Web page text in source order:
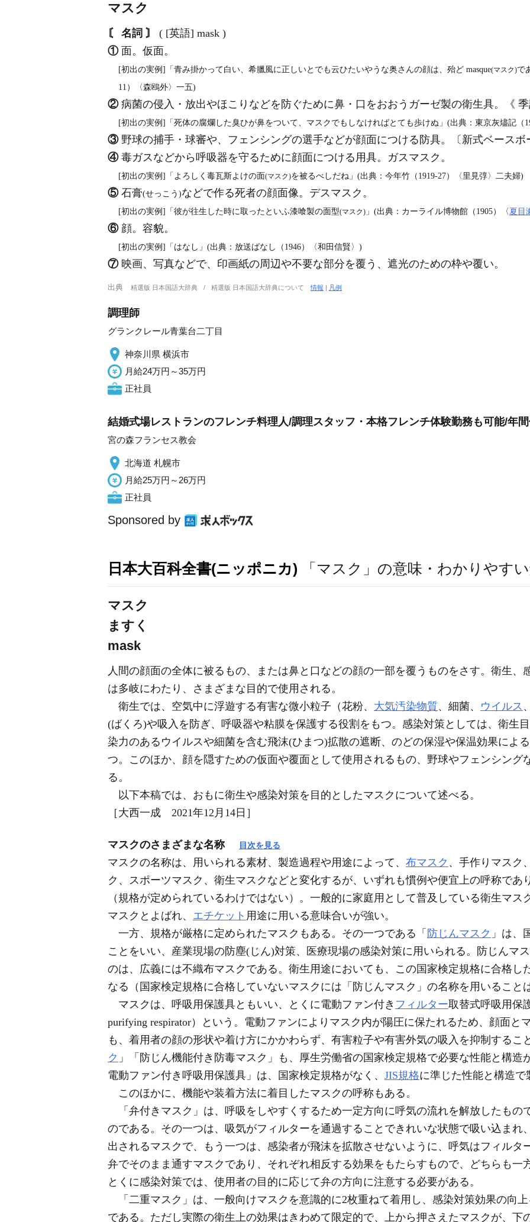
マスク
〘 名詞 〙
( [英語] mask )
①面。仮面。
[初出の実例]「青み掛かって白い、希臘風に正しいとでも云ひたいやうな奥さんの顔は、殆ど masque(マスク)で
11）〈森鴎外〉一五)
②病菌の侵入・放出やほこりなどを防ぐために鼻・口をおおうガーゼ製の衛生具。《 季
[初出の実例]「死体の腐爛した臭ひが鼻をついて、マスクでもしなければとても歩けぬ」(出典：東京灰燼記（
③野球の捕手・球審や、フェンシングの選手などが顔面につける防具。〔新式ベースボ
④毒ガスなどから呼吸器を守るために顔面につける用具。ガスマスク。
[初出の実例]「よろしく毒瓦斯よけの面(マスク)を被るべしだね」(出典：今年竹（1919‐27）〈里見弴〉二夫婦)
⑤石膏(せっこう)などで作る死者の顔面像。デスマスク。
[初出の実例]「彼が往生した時に取ったといふ漆喰製の面型(マスク) 」(出典：カーライル博物館（1905）〈夏目
⑥顔。容貌。
[初出の実例]「はなし」(出典：放送ばなし（1946）〈和田信賢〉)
⑦映画、写真などで、印画紙の周辺や不要な部分を覆う、遮光のための枠や覆い。
出典 精選版 日本国語大辞典 精選版 日本国語大辞典について情報 | 凡例
調理師
グランクレール青葉台二丁目
神奈川県 横浜市
月給24万円～35万円
正社員
結婚式場レストランのフレンチ料理人/調理スタッフ・本格フレンチ体験勤務も可能/年
宮の森フランセス教会
北海道 札幌市
月給25万円～26万円
正社員
Sponsored by
日本大百科全書(ニッポニカ) 「マスク」の意味・わかりやす
マスク
ますく
mask
人間の顔面の全体に被るもの、または鼻と口などの顔の一部を覆うものをさす。衛生、
は多岐にわたり、さまざまな目的で使用される。
衛生では、空気中に浮遊する有害な微小粒子（花粉、 大気汚染物質、細菌、 ウイルス
(ばくろ)や吸入を防ぎ、呼吸器や粘膜を保護する役割をもつ。感染対策としては、衛生
染力のあるウイルスや細菌を含む飛沫(ひまつ)拡散の遮断、のどの保湿や保温効果によ
つ。このほか、顔を隠すための仮面や覆面として使用されるもの、野球やフェンシング
る。
以下本稿では、おもに衛生や感染対策を目的としたマスクについて述べる。
［大西一成 2021年12月14日］
マスクのさまざまな名称 目次を見る
マスクの名称は、用いられる素材、製造過程や用途によって、 布マスク 、手作りマスク
ク、スポーツマスク、衛生マスクなどと変化するが、いずれも慣例や便宜上の呼称であ
（規格が定められているわけではない）。一般的に家庭用として普及している衛生マス
マスクとよばれ、 エチケット 用途に用いる意味合いが強い。
一方、規格が厳格に定められたマスクもある。その一つである「 防じんマスク 」は、
ことをいい、産業現場の防塵(じん)対策、医療現場の感染対策に用いられる。防じんマ
のは、広義には不織布マスクである。衛生用途においても、この国家検定規格に合格し
なる（国家検定規格に合格していないマスクには「防じんマスク」の名称を用いること
マスクは、呼吸用保護具ともいい、とくに電動ファン付き フィルター取替式呼吸用保
purifying respirator）という。電動ファンによりマスク内が陽圧に保たれるため、顔面と
も、着用者の顔の形状や着け方にかかわらず、有害粒子や有害外気の吸入を抑制するこ
ク 」「防じん機能付き防毒マスク」も、厚生労働省の国家検定規格で必要な性能と構造
電動ファン付き呼吸用保護具」は、国家検定規格がなく、 JIS規格に準じた性能と構造で
このほかに、機能や装着方法に着目したマスクの呼称もある。
「弁付きマスク」は、呼吸をしやすくするため一定方向に呼気の流れを解放したもの
のである。その一つは、吸気がフィルターを通過することできれいな状態で吸い込まれ
出されるマスクで、もう一つは、感染者が飛沫を拡散させないように、呼気はフィルタ
弁でそのまま通すマスクであり、それぞれ相反する効果をもたらすもので、どちらも一
とくに感染対策では、使用者の目的に応じて弁の方向に注意する必要がある。
「二重マスク」は、一般向けマスクを意識的に2枚重ねて着用し、感染対策効果の向
である。ただし実際の衛生上の効果はきわめて限定的で、上から押さえたマスクが、下